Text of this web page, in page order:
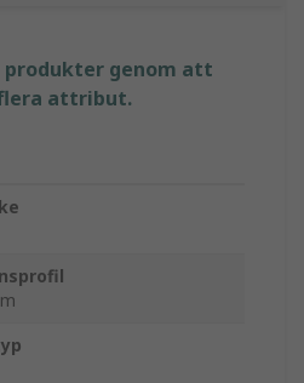
genom att
attribut.